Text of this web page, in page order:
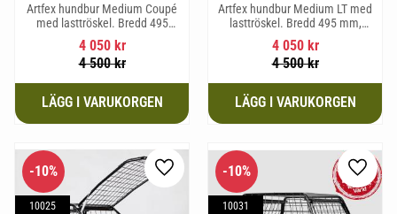
Artfex hundbur Medium Coupé
med lasttröskel. Bredd 495
mm, Höjd 675 mm, Djup 830
mm och Vikt 15,8 kg.
4 050kr
4 500kr
Artfex hundbur Medium LT med
lasttröskel. Bredd 495 mm,
Höjd 675 mm, Djup 830 mm
och Vikt 17 kg.
4 050kr
4 500kr
10%
10025
Lägg till i favoriter
10%
10031
Lägg